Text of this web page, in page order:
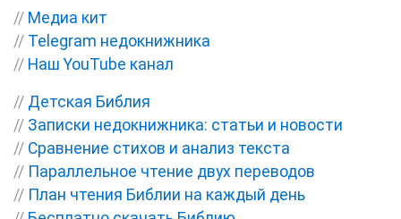
// Медиа кит
// Telegram недокнижника
// Наш YouTube канал
// Детская Библия
// Записки недокнижника: статьи и новости
// Сравнение стихов и анализ текста
// Параллельное чтение двух переводов
// План чтения Библии на каждый день